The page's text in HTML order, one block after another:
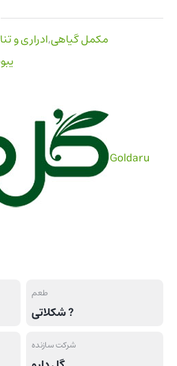
ادراری و,مکمل گیاهی
Goldaru
طعم
شکلاتی ?
شرکت سازنده